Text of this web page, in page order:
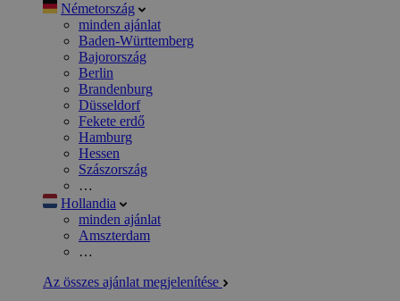
Németország
minden ajánlat
Baden-Württemberg
Bajorország
Berlin
Brandenburg
Düsseldorf
Fekete erdő
Hamburg
Hessen
Szászország
…
Hollandia
minden ajánlat
Amszterdam
…
Az összes ajánlat megjelenítése